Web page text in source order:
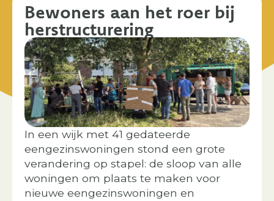
Bewoners aan het roer bij
herstructurering
In een wijk met 41 gedateerde
eengezinswoningen stond een grote
verandering op stapel: de sloop van alle
woningen om plaats te maken voor
nieuwe eengezinswoningen en